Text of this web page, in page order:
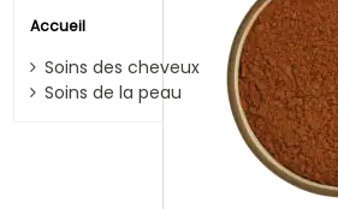
Accueil
Soins des cheveux
Soins de la peau